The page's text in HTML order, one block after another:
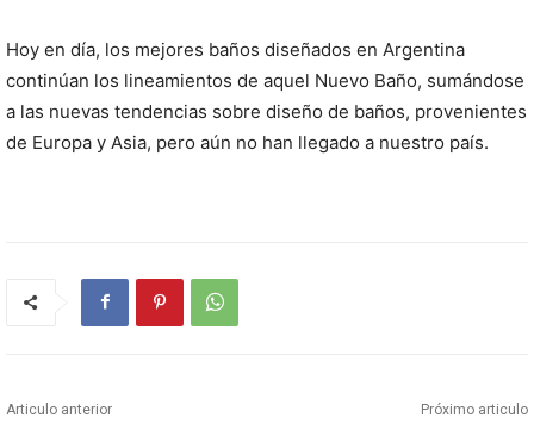
Hoy en día, los mejores baños diseñados en Argentina
continúan los lineamientos de aquel Nuevo Baño, sumándose
a las nuevas tendencias sobre diseño de baños, provenientes
de Europa y Asia, pero aún no han llegado a nuestro país.
Articulo anterior Próximo articulo